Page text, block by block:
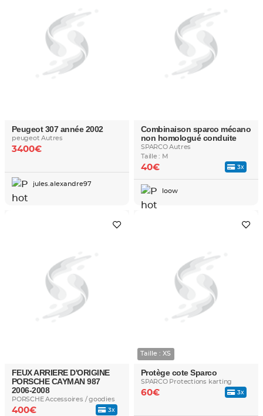
Peugeot 307 année 2002
peugeot Autres
3400€
jules.alexandre97
Combinaison sparco mécano
non homologué conduite
SPARCO Autres
Taille : M
3x
40€
loow
FEUX ARRIERE D'ORIGINE
PORSCHE CAYMAN 987
2006-2008
PORSCHE Accessoires / goodies
3x
400€
Taille : XS
Protège cote Sparco
SPARCO Protections karting
3x
60€